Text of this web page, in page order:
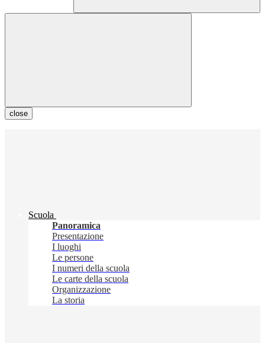
close
Scuola
Panoramica
Presentazione
I luoghi
Le persone
I numeri della scuola
Le carte della scuola
Organizzazione
La storia